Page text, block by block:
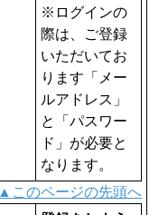
※ログインの
際は、ご登録
いただいてお
ります「メー
ルアドレス」
と「パスワー
ド」が必要と
なります。
▲このページの先頭へ